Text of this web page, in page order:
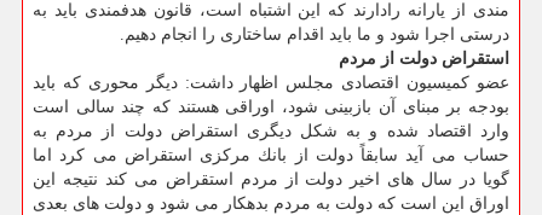
مندی از یارانه رادارند كه این اشتباه است، قانون هدفمندی باید به
درستی اجرا شود و ما باید اقدام ساختاری را انجام دهیم.
استقراض دولت از مردم
عضو كمیسیون اقتصادی مجلس اظهار داشت: دیگر محوری كه باید
بودجه بر مبنای آن بازبینی شود، اوراقی هستند كه چند سالی است
وارد اقتصاد شده و به شكل دیگری استقراض دولت از مردم به
حساب می آید سابقاً دولت از بانك مركزی استقراض می كرد اما
گویا در سال های اخیر دولت از مردم استقراض می كند نتیجه این
اوراق این است كه دولت به مردم بدهكار می شود و دولت های بعدی